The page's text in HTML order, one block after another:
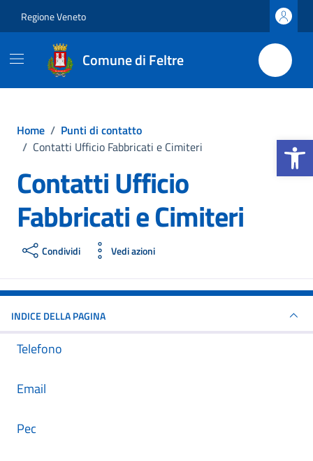
Apri la
Regione Veneto
Comune di Feltre
Home / Punti di contatto
/ Contatti Ufficio Fabbricati e Cimiteri
Contatti Ufficio
Fabbricati e Cimiteri
Condividi Vedi azioni
INDICE DELLA PAGINA
Telefono
Email
Pec